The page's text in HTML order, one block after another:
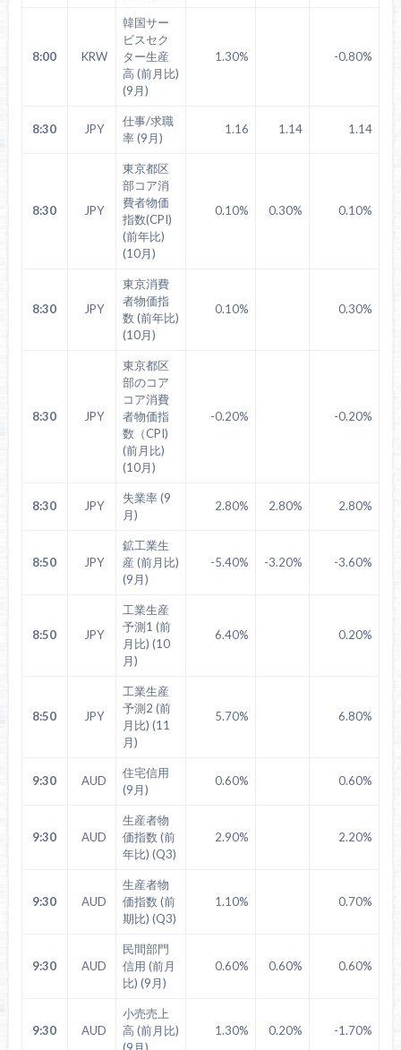
8:00 KRW
韓国サー
ビスセク
ター生産
高 (前月比)
(9月)
1.30% -0.80%
8:30 JPY
仕事/求職
率 (9月)
1.16 1.14 1.14
8:30 JPY
東京都区
部コア消
費者物価
指数(CPI)
(前年比)
(10月)
0.10% 0.30% 0.10%
8:30 JPY
東京消費
者物価指
数 (前年比)
(10月)
0.10% 0.30%
8:30 JPY
東京都区
部のコア
コア消費
者物価指
数（CPI)
(前月比)
(10月)
-0.20% -0.20%
8:30 JPY
失業率 (9
月)
2.80% 2.80% 2.80%
8:50 JPY
鉱工業生
産 (前月比)
(9月)
-5.40% -3.20% -3.60%
8:50 JPY
工業生産
予測1 (前
月比) (10
月)
6.40% 0.20%
8:50 JPY
工業生産
予測2 (前
月比) (11
月)
5.70% 6.80%
9:30 AUD
住宅信用
(9月)
0.60% 0.60%
9:30 AUD
生産者物
価指数 (前
年比) (Q3)
2.90% 2.20%
9:30 AUD
生産者物
価指数 (前
期比) (Q3)
1.10% 0.70%
9:30 AUD
民間部門
信用 (前月
比) (9月)
0.60% 0.60% 0.60%
9:30 AUD
小売売上
高 (前月比)
1.30% 0.20% -1.70%